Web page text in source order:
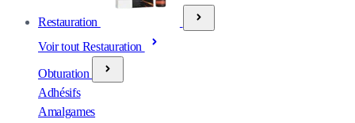
Restauration
Voir tout Restauration
Obturation
Adhésifs
Amalgames